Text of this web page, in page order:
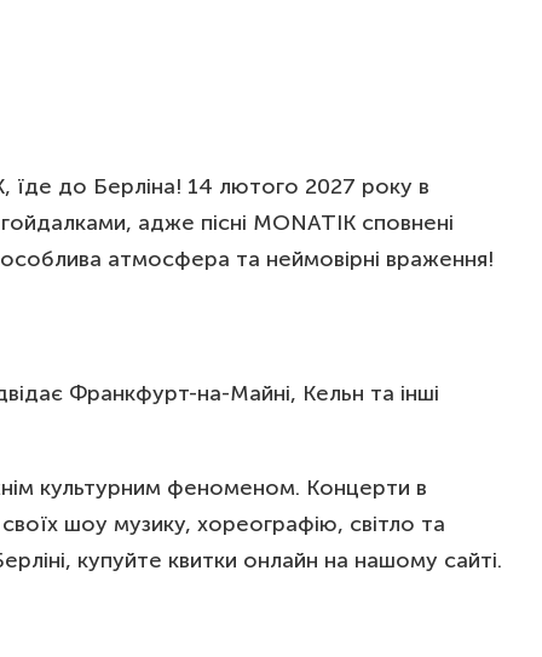
їде до Берліна! 14 лютого 2027 року в
адже пісні MONATIK сповнені
особлива атмосфера та неймовірні враження!
Франкфурт-на-Майні, Кельн та інші
культурним феноменом. Концерти в
шоу музику, хореографію, світло та
купуйте квитки онлайн на нашому сайті.